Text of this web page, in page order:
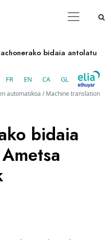
bidaia antolatu
FR EN CA GL
automatikoa / Machine translation
bidaia